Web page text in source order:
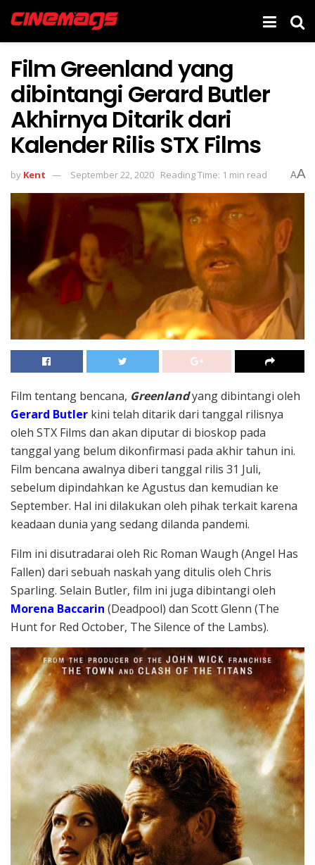
Film Greenland yang
dibintangi Gerard Butler
Akhirnya Ditarik dari
Kalender Rilis STX Films
by Kent September 22, 2020 Reading Time: 1 min read AA
Film tentang bencana, Greenlandyang dibintangi oleh
Gerard Butler kini telah ditarik dari tanggal rilisnya
oleh STX Films dan akan diputar di bioskop pada
tanggal yang belum dikonfirmasi pada akhir tahun ini.
Film bencana awalnya diberi tanggal rilis 31 Juli,
sebelum dipindahkan ke Agustus dan kemudian ke
September. Hal ini dilakukan oleh pihak terkait karena
keadaan dunia yang sedang dilanda pandemi.
Film ini disutradarai oleh Ric Roman Waugh (Angel Has
Fallen) dari sebuah naskah yang ditulis oleh Chris
Sparling. Selain Butler, film ini juga dibintangi oleh
Morena Baccarin (Deadpool) dan Scott Glenn (The
Hunt for Red October, The Silence of the Lambs).